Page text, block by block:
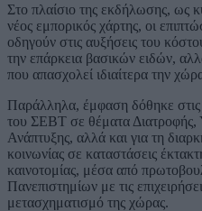
Στο πλαίσιο της εκδήλωσης, ως
νέος εμπορικός χάρτης, οι
οδηγούν στις αυξήσεις του
την επάρκεια βασικών ειδών,
που απασχολεί ιδιαίτερα την
Παράλληλα, έμφαση δόθηκε στις
του ΣΕΒΤ σε θέματα Διατροφής,
Ανάπτυξης, αλλά και για τη
κοινωνίας σε καταστάσεις
καινοτομίας, μέσα από
Πανεπιστημίων με τις
μετασχηματισμό της χώρας.